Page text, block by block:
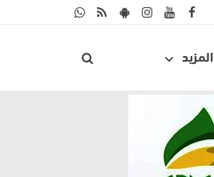
المزيد